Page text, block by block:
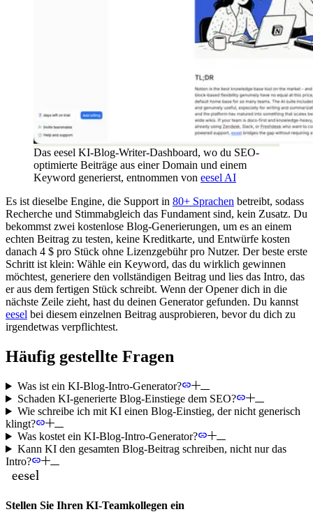
Das eesel KI-Blog-Writer-Dashboard, wo du SEO-
optimierte Beiträge aus einer Domain und einem
Keyword generierst, entnommen von eesel AI
Es ist dieselbe Engine, die Support in 80+ Sprachen betreibt, sodass
Recherche und Stimmabgleich das Fundament sind, kein Zusatz. Du
bekommst zwei kostenlose Blog-Generierungen, um es an einem
echten Beitrag zu testen, keine Kreditkarte, und Entwürfe kosten
danach 4 $ pro Stück ohne Lizenzgebühr pro Nutzer. Der beste erste
Schritt ist klein: Wähle ein Keyword, das du wirklich gewinnen
möchtest, generiere den vollständigen Beitrag und lies das Intro, das
er aus dem fertigen Stück schreibt. Wenn der Opener dich in die
nächste Zeile zieht, hast du deinen Generator gefunden. Du kannst
eesel bei diesem einzelnen Beitrag ausprobieren, bevor du dich zu
irgendetwas verpflichtest.
Häufig gestellte Fragen
Was ist ein KI-Blog-Intro-Generator?
Schaden KI-generierte Blog-Einstiege dem SEO?
Wie schreibe ich mit KI einen Blog-Einstieg, der nicht generisch
klingt?
Was kostet ein KI-Blog-Intro-Generator?
Kann KI den gesamten Blog-Beitrag schreiben, nicht nur das
Intro?
Stellen Sie Ihren KI-Teamkollegen ein